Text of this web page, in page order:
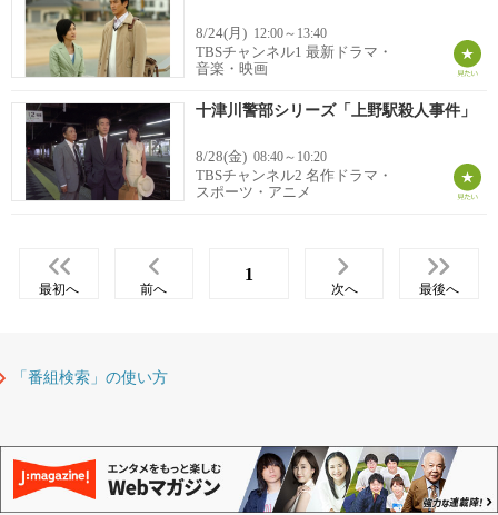
8/24(月) 12:00～13:40
TBSチャンネル1 最新ドラマ・
音楽・映画
十津川警部シリーズ「上野駅殺人事件」
8/28(金) 08:40～10:20
TBSチャンネル2 名作ドラマ・
スポーツ・アニメ
最初へ 前へ
1
次へ 最後へ
「番組検索」の使い方